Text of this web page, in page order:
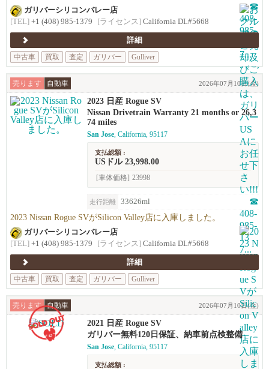
ガリバーシリコンバレー店
[TEL] +1 (408) 985-1379 [ライセンス] California DL#5668
詳細
中古車
買取 査定 ガリバー Gulliver
売ります 自動車 2026年07月10日(金)
2023 日産 Rogue SV
Nissan Drivetrain Warranty 21 months or 26,3
74 miles
San Jose, California, 95117
支払総額 :
USドル 23,998.00
[車体価格] 23998
走行距離 33626ml
2023 Nissan Rogue SVがSilicon Valley店に入庫しました。
ガリバーシリコンバレー店
[TEL] +1 (408) 985-1379 [ライセンス] California DL#5668
詳細
中古車
買取 査定 ガリバー Gulliver
売ります 自動車 2026年07月10日(金)
2021 日産 Rogue SV
ガリバー無料120日保証、納車前点検整備
San Jose, California, 95117
支払総額 :